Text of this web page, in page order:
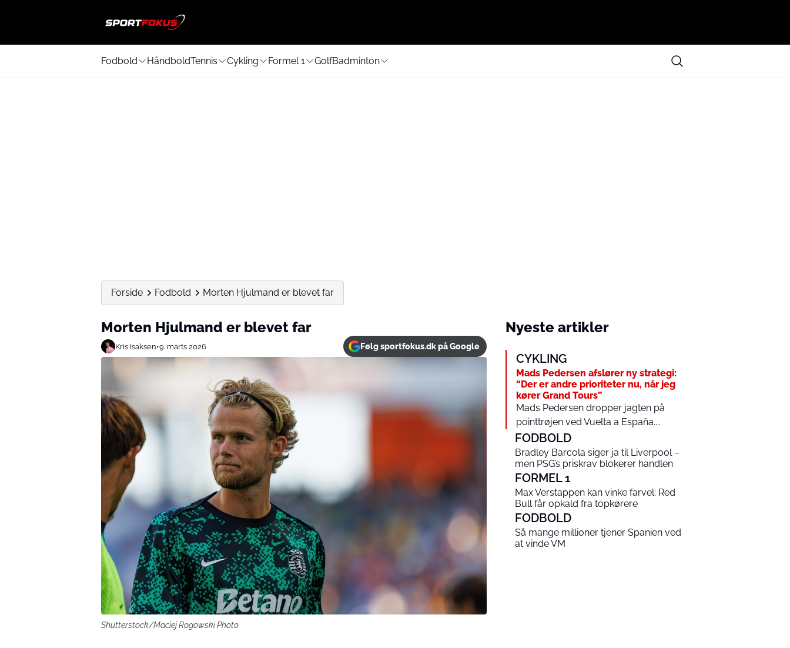
Fodbold HåndboldTennis Cykling Formel 1 GolfBadminton
Forside Fodbold Morten Hjulmand er blevet far
Morten Hjulmand er blevet far
Kris Isaksen•9. marts 2026 Følg sportfokus.dk på Google
Shutterstock/Maciej Rogowski Photo
Nyeste artikler
CYKLING
Mads Pedersen afslører ny strategi:
“Der er andre prioriteter nu, når jeg
kører Grand Tours”
Mads Pedersen dropper jagten på
pointtrøjen ved Vuelta a España....
FODBOLD
Bradley Barcola siger ja til Liverpool –
men PSG’s priskrav blokerer handlen
FORMEL 1
Max Verstappen kan vinke farvel: Red
Bull får opkald fra topkørere
FODBOLD
Så mange millioner tjener Spanien ved
at vinde VM